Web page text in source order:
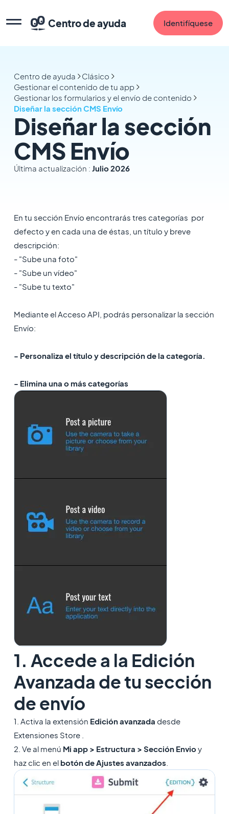
Centro de ayuda Identifíquese
Centro de ayuda
Clásico
Gestionar el contenido de tu app
Gestionar los formularios y el envío de contenido
Diseñar la sección CMS Envío
Diseñar la sección
CMS Envío
Última actualización : Julio 2026
En tu sección Envío encontrarás tres categorías por
defecto y en cada una de éstas, un título y breve
descripción:
- "Sube una foto"
- "Sube un vídeo"
- "Sube tu texto"
Mediante el Acceso API, podrás personalizar la sección
Envío:
- Personaliza el título y descripción de la categoría.
- Elimina una o más categorías
1. Accede a la Edición
Avanzada de tu sección
de envío
1. Activa la extensión Edición avanzada desde
Extensiones Store .
2. Ve al menú Mi app > Estructura > Sección Envioy
haz clic en el botón de Ajustes avanzados